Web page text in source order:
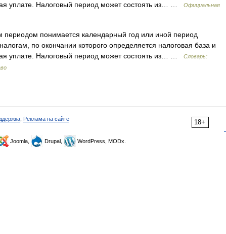
уплате. Налоговый период может состоять из… …
Официальная
понимается календарный год или иной период
по окончании которого определяется налоговая база и
уплате. Налоговый период может состоять из… …
Словарь:
18+
Реклама на сайте
Joomla, Drupal, WordPress, MODx.